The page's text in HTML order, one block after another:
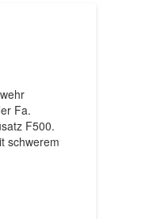
Fa.
F500.
schwerem